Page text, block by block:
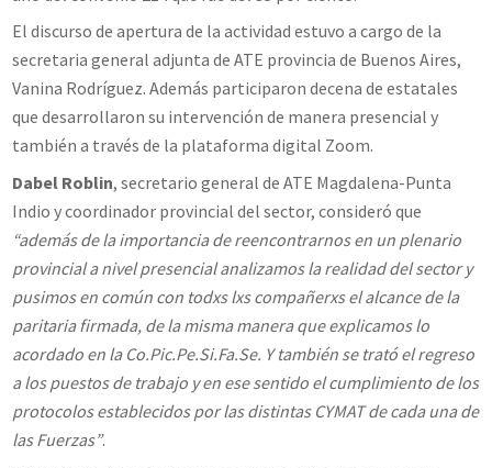
El discurso de apertura de la actividad estuvo a cargo de la
secretaria general adjunta de ATE provincia de Buenos Aires,
Vanina Rodríguez. Además participaron decena de estatales
que desarrollaron su intervención de manera presencial y
también a través de la plataforma digital Zoom.
Dabel Roblin, secretario general de ATE Magdalena-Punta
Indio y coordinador provincial del sector, consideró que
“además de la importancia de reencontrarnos en un plenario
provincial a nivel presencial analizamos la realidad del sector y
pusimos en común con todxs lxs compañerxs el alcance de la
paritaria firmada, de la misma manera que explicamos lo
acordado en la Co.Pic.Pe.Si.Fa.Se. Y también se trató el regreso
a los puestos de trabajo y en ese sentido el cumplimiento de los
protocolos establecidos por las distintas CYMAT de cada una de
las Fuerzas”.